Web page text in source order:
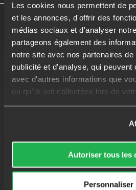
Les cookies nous permettent de
et les annonces, d'offrir des
médias sociaux et d'analyser
partageons également des
notre site avec nos partenaires
publicité et d'analyse, qui
avec d'autres informations que
ou qu'ils ont collectées lors de
services.
Autoriser tous les
Personnaliser
Nos services
Crédit immobilier
Rachat de crédit
Restructuration de crédits
Prêt à taux zéro